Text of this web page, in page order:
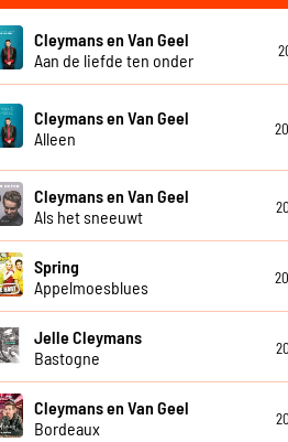
Cleymans en Van Geel
Aan de liefde ten onder
Cleymans en Van Geel
Alleen
Cleymans en Van Geel
Als het sneeuwt
Spring
Appelmoesblues
Jelle Cleymans
Bastogne
Cleymans en Van Geel
Bordeaux